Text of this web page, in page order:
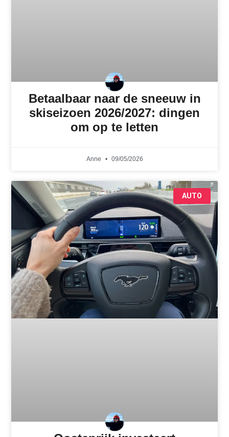
Betaalbaar naar de sneeuw in
skiseizoen 2026/2027: dingen
om op te letten
Anne 09/05/2026
AUTO